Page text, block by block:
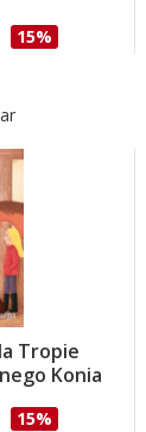
15%
Tropie
Konia
15%